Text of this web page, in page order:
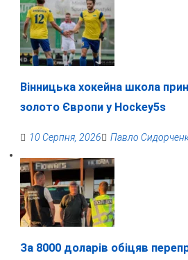
Вінницька хокейна школа
золото Європи у Hockey5s
10 Серпня, 2026 Павло
За 8000 доларів обіцяв